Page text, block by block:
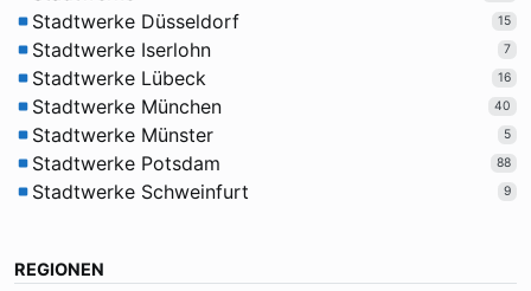
Stadtwerke Düsseldorf 15
Stadtwerke Iserlohn 7
Stadtwerke Lübeck 16
Stadtwerke München 40
Stadtwerke Münster 5
Stadtwerke Potsdam 88
Stadtwerke Schweinfurt 9
REGIONEN